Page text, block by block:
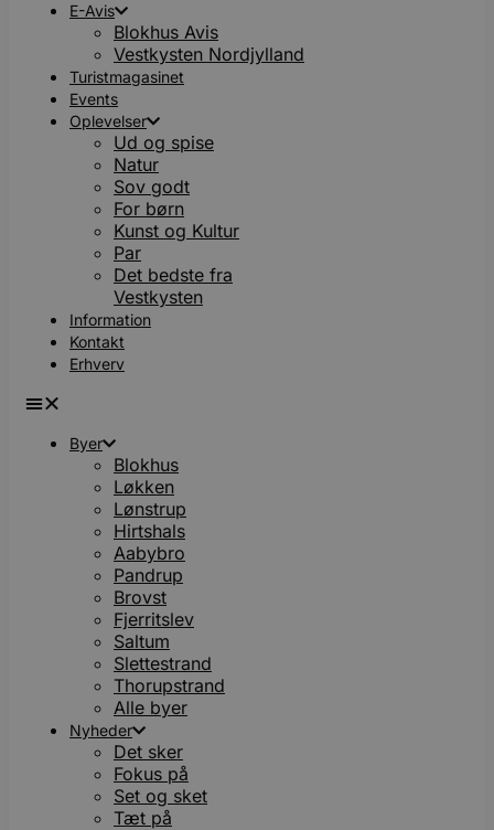
E-Avis
Blokhus Avis
Vestkysten Nordjylland
Turistmagasinet
Events
Oplevelser
Ud og spise
Natur
Sov godt
For børn
Kunst og Kultur
Par
Det bedste fra
Vestkysten
Information
Kontakt
Erhverv
Byer
Blokhus
Løkken
Lønstrup
Hirtshals
Aabybro
Pandrup
Brovst
Fjerritslev
Saltum
Slettestrand
Thorupstrand
Alle byer
Nyheder
Det sker
Fokus på
Set og sket
Tæt på